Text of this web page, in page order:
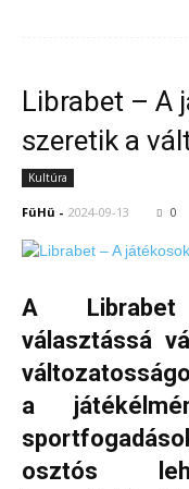
Librabet – A
szeretik a
Kultúra
FüHü - 2024-09-13 0
A Librabet
választássá
a
osztós